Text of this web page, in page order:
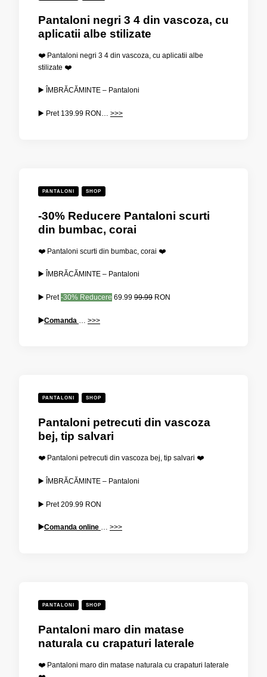
Pantaloni negri 3 4 din vascoza, cu
aplicatii albe stilizate
❤️ Pantaloni negri 3 4 din vascoza, cu aplicatii albe
stilizate ❤️
▶️ ÎMBRĂCĂMINTE – Pantaloni
▶️ Pret 139.99 RON… >>>
PANTALONI SHOP
-30% Reducere Pantaloni scurti
din bumbac, corai
❤️ Pantaloni scurti din bumbac, corai ❤️
▶️ ÎMBRĂCĂMINTE – Pantaloni
▶️ Pret-30% Reducere 69.99 99.99 RON
▶️Comanda >>>
PANTALONI SHOP
Pantaloni petrecuti din vascoza
bej, tip salvari
❤️ Pantaloni petrecuti din vascoza bej, tip salvari ❤️
▶️ ÎMBRĂCĂMINTE – Pantaloni
▶️ Pret209.99 RON
▶️Comanda online … >>>
PANTALONI SHOP
Pantaloni maro din matase
naturala cu crapaturi laterale
❤️ Pantaloni maro din matase naturala cu crapaturi laterale